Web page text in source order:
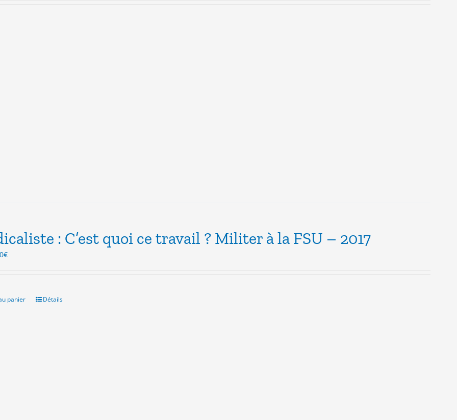
: C’est quoi ce travail ? Militer à la FSU – 2017
€Le
3.00€.
panier Détails